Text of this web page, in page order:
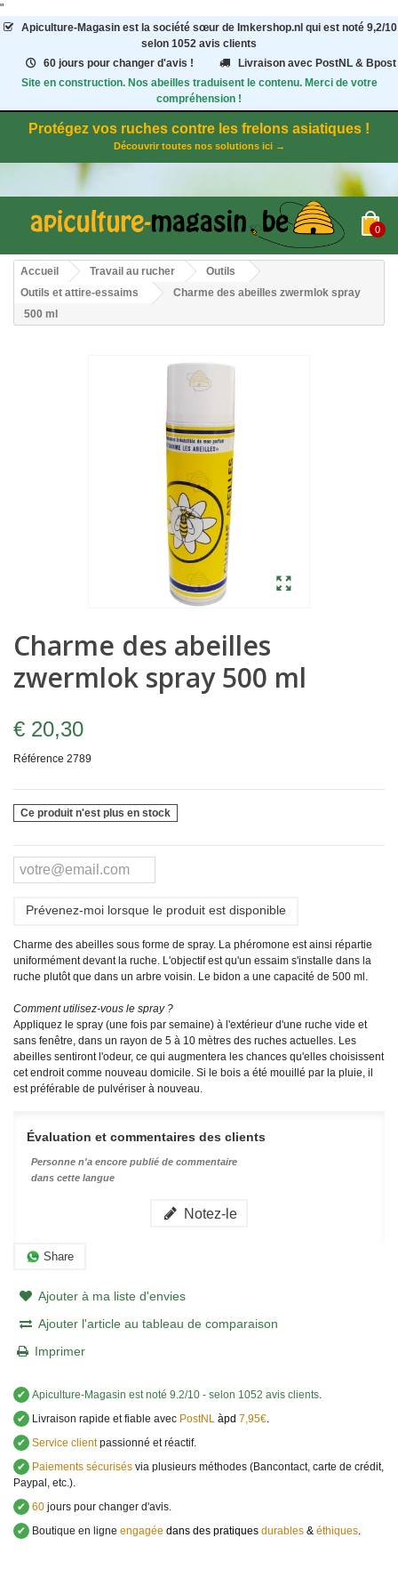
"
Apiculture-Magasinest la société sœur de Imkershop.nl qui est noté 9,2/10
selon 1052 avis clients
60 jours pour changer d'avis !
Livraison avec PostNL & Bpost
Site en construction. Nos abeilles traduisent le contenu. Merci de votre
compréhension !
Protégez vos ruches contre les frelons asiatiques !
Découvrir toutes nos solutions ici →
0
Accueil Travail au rucher
Outils
Outils et attire-essaims
Charme des abeilles zwermlok spray
500 ml
Charme des abeilles
zwermlok spray 500 ml
€ 20,30
Référence 2789
Ce produit n'est plus en stock
Prévenez-moi lorsque le produit est disponible
Charme des abeilles sous forme de spray. La phéromone est ainsi répartie
uniformément devant la ruche. L'objectif est qu'un essaim s'installe dans la
ruche plutôt que dans un arbre voisin. Le bidon a une capacité de 500 ml.
Comment utilisez-vous le spray ?
Appliquez le spray (une fois par semaine) à l'extérieur d'une ruche vide et
sans fenêtre, dans un rayon de 5 à 10 mètres des ruches actuelles. Les
abeilles sentiront l'odeur, ce qui augmentera les chances qu'elles choisissent
cet endroit comme nouveau domicile. Si le bois a été mouillé par la pluie, il
est préférable de pulvériser à nouveau.
Évaluation et commentaires des clients
Personne n'a encore publié de commentaire
dans cette langue
Notez-le
Share
Ajouter à ma liste d'envies
Ajouter l'article au tableau de comparaison
Imprimer
✔ Apiculture-Magasin est noté 9.2/10 - selon 1052 avis clients.
✔
Livraison rapide et fiable avec PostNL àpd 7,95€.
✔ Service clientpassionné et réactif.
✔
Paiements sécurisés via plusieurs méthodes (Bancontact, carte de crédit,
Paypal, etc.).
✔ 60 jours pour changer d'avis.
✔
Boutique en ligne engagée dans des pratiques durables & éthiques.